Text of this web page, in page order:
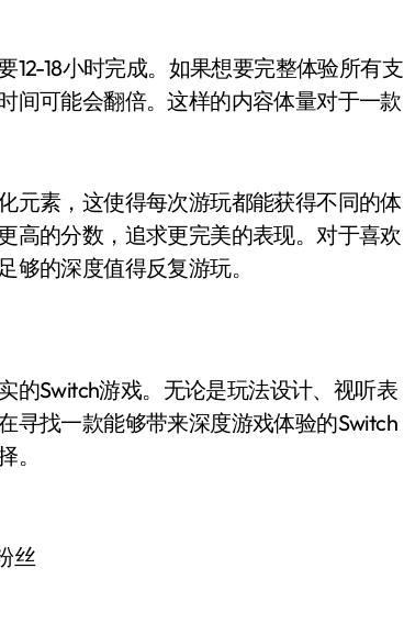
18小时完成。如果想要完整体验所有支
间可能会翻倍。这样的内容体量对于一款
元素，这使得每次游玩都能获得不同的体
高的分数，追求更完美的表现。对于喜欢
的深度值得反复游玩。
的Switch游戏。无论是玩法设计、视听表
寻找一款能够带来深度游戏体验的Switch
。
丝